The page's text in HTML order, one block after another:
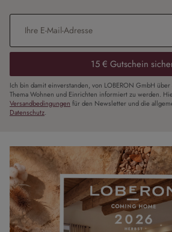
E-Mail-Adresse
15 € Gutschein
Ich bin damit einverstanden, von LOBERON GmbH
Thema Wohnen und Einrichten informiert zu werden.
Versandbedingungen für den Newsletter und die
Datenschutz.